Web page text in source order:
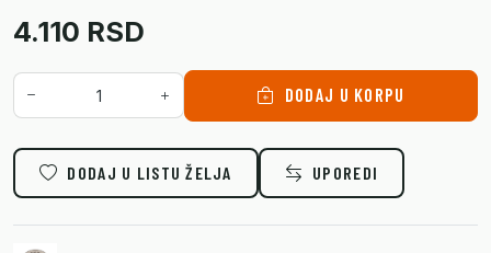
4.110 RSD
DODAJ U KORPU
DODAJ U LISTU ŽELJA UPOREDI